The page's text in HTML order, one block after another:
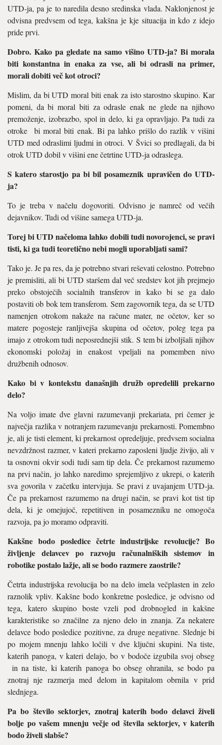
UTD-ja, pa je to naredila desno sredinska vlada. Naklonjenost je
odvisna predvsem od tega, kakšna je kje situacija in kdo z idejo
pride prvi.
Dobro. Kako pa gledate na samo višino UTD-ja? Bi morala
biti konstantna in enaka za vse, ali bi odrasli na primer,
morali dobiti več kot otroci?
Mislim, da bi UTD moral biti enak za isto starostno skupino. Kar
pomeni, da bi moral biti za odrasle enak ne glede na njihovo
premoženje, izobrazbo, spol in delo, ki ga opravljajo. Pa tudi za
otroke bi moral biti enak. Bi pa lahko prišlo do razlik v višini
UTD med odraslimi ljudmi in otroci. V Švici so predlagali, da bi
otrok UTD dobil v višini ene četrtine UTD-ja odraslega.
S katero starostjo pa bi bil posameznik upravičen do UTD-
ja?
To je treba v načelu dogovoriti. Odvisno je namreč od večih
dejavnikov. Tudi od višine samega UTD-ja.
Torej bi UTD načeloma lahko dobili tudi novorojenci, se pravi
tisti, ki ga tudi teoretično nebi mogli uporabljati sami?
Tako je. Je pa res, da je potrebno stvari reševati celostno. Potrebno
je premisliti, ali bi UTD staršem dal več sredstev kot jih prejmejo
preko obstoječih socialnih transferov in kako bi se ga dalo
postaviti ob bok tem transferom. Sem zagovornik tega, da se UTD
namenjen otrokom nakaže na račune mater, ne očetov, ker so
matere pogosteje ranljivejša skupina od očetov, poleg tega pa
imajo z otrokom tudi neposrednejši stik. S tem bi izboljšali njihov
ekonomski položaj in enakost vpeljali na pomemben nivo
družbenih odnosov.
Kako bi v kontekstu današnjih družb opredelili prekarno
delo?
Na voljo imate dve glavni razumevanji prekariata, pri čemer je
največja razlika v notranjem razumevanju prekarnosti. Pomembno
je, ali je tisti element, ki prekarnost opredeljuje, predvsem socialna
nevzdržnost razmer, v kateri prekarno zaposleni ljudje živijo, ali v
ta osnovni okvir sodi tudi sam tip dela. Če prekarnost razumemo
na prvi način, jo lahko naredimo sprejemljivo z ukrepi, o katerih
sva govorila v začetku intervjuja. Se pravi z uvajanjem UTD-ja.
Če pa prekarnost razumemo na drugi način, se pravi kot tist tip
dela, ki je omejujoč, repetitiven in posamezniku ne omogoča
razvoja, pa jo moramo odpraviti.
Kakšne bodo posledice četrte industrijske revolucije? Bo
življenje delavcev po razvoju računalniških sistemov in
robotike postalo lažje, ali se bodo razmere zaostrile?
Četrta industrijska revolucija bo na delo imela večplasten in zelo
raznolik vpliv. Kakšne bodo konkretne posledice, je odvisno od
tega, katero skupino boste vzeli pod drobnogled in kakšne
karakteristike so značilne za njeno delo in znanja. Za nekatere
delavce bodo posledice pozitivne, za druge negativne. Slednje bi
po mojem mnenju lahko ločili v dve ključni skupini. Na tiste,
katerih panoga, v kateri delajo, bo v bodoče izgubila svoj obseg
in na tiste, ki katerih panoga bo obseg ohranila, se bodo pa
znotraj nje razmerja med delom in kapitalom obrnila v prid
slednjega.
Pa bo število sektorjev, znotraj katerih bodo delavci živeli
bolje po vašem mnenju večje od števila sektorjev, v katerih
bodo živeli slabše?